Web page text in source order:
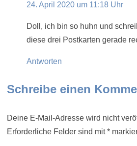
24. April 2020 um 11:18 Uhr
Doll, ich bin so huhn und
diese drei Postkarten gerade
Antworten
Schreibe einen
Deine E-Mail-Adresse wird nicht
Erforderliche Felder sind mit*